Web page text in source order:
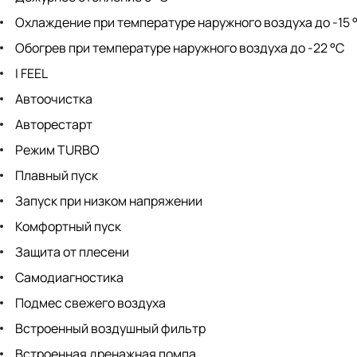
Охлаждение при температуре наружного воздуха до -15
Обогрев при температуре наружного воздуха до -22 °С
I FEEL
Автоочистка
Авторестарт
Режим TURBO
Плавный пуск
Запуск при низком напряжении
Комфортный пуск
Защита от плесени
Самодиагностика
Подмес свежего воздуха
Встроенный воздушный фильтр